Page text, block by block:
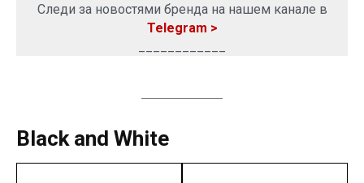
Следи за новостями бренда на нашем канале в
Telegram >
Black and White